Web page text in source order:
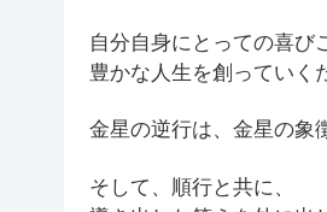
自分自身にとっての喜び
豊かな人生を創っていく
金星の逆行は、金星の象
そして、順行と共に、